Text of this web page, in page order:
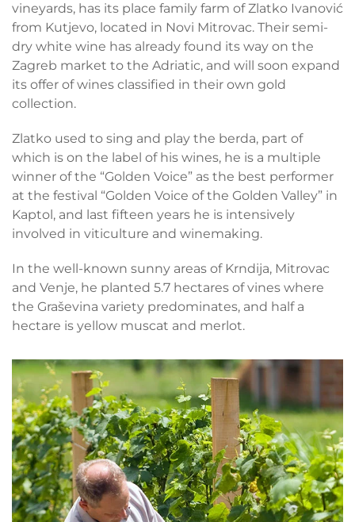
vineyards, has its place family farm of Zlatko Ivanović
from Kutjevo, located in Novi Mitrovac. Their semi-
dry white wine has already found its way on the
Zagreb market to the Adriatic, and will soon expand
its offer of wines classified in their own gold
collection.
Zlatko used to sing and play the berda, part of
which is on the label of his wines, he is a multiple
winner of the “Golden Voice” as the best performer
at the festival “Golden Voice of the Golden Valley” in
Kaptol, and last fifteen years he is intensively
involved in viticulture and winemaking.
In the well-known sunny areas of Krndija, Mitrovac
and Venje, he planted 5.7 hectares of vines where
the Graševina variety predominates, and half a
hectare is yellow muscat and merlot.